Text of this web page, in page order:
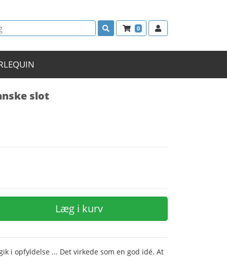
0
slot
Læg i kurv
i opfyldelse ... Det virkede som en god idé. At